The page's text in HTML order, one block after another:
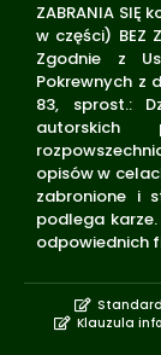
ZABRANIA
w części) BEZ
Zgodnie z
Pokrewnych z
83, sprost.:
autorskich
opisów w
zabronione i
podlega
odpowiednich
Klauzula